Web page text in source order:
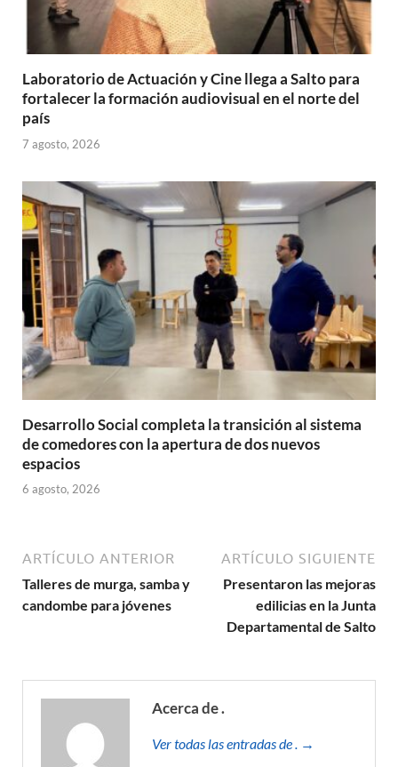
Laboratorio de Actuación y Cine llega a Salto para
fortalecer la formación audiovisual en el norte del
país
7 agosto, 2026
Desarrollo Social completa la transición al sistema
de comedores con la apertura de dos nuevos
espacios
6 agosto, 2026
ARTÍCULO ANTERIOR
Talleres de murga, samba y
candombe para jóvenes
ARTÍCULO SIGUIENTE
Presentaron las mejoras
edilicias en la Junta
Departamental de Salto
Acerca de .
Ver todas las entradas de . →